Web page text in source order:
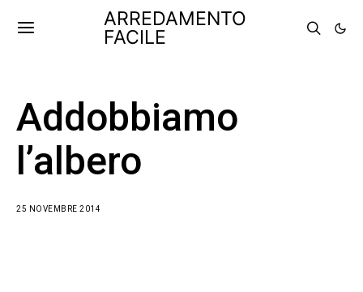
ARREDAMENTO
FACILE
Addobbiamo
l’albero
25 NOVEMBRE 2014